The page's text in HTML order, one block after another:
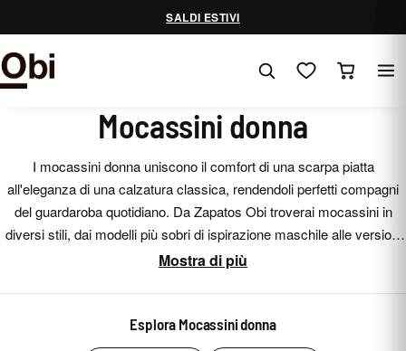
al
contenuto
SALDI ESTIVI
Mocassini donna
I mocassini donna uniscono il comfort di una scarpa piatta
all'eleganza di una calzatura classica, rendendoli perfetti compagni
del guardaroba quotidiano. Da Zapatos Obi troverai mocassini in
diversi stili, dai modelli più sobri di ispirazione maschile alle versioni
con suola track e dettagli che aggiungono personalità a qualsiasi
Mostra di più
Esplora Mocassini donna